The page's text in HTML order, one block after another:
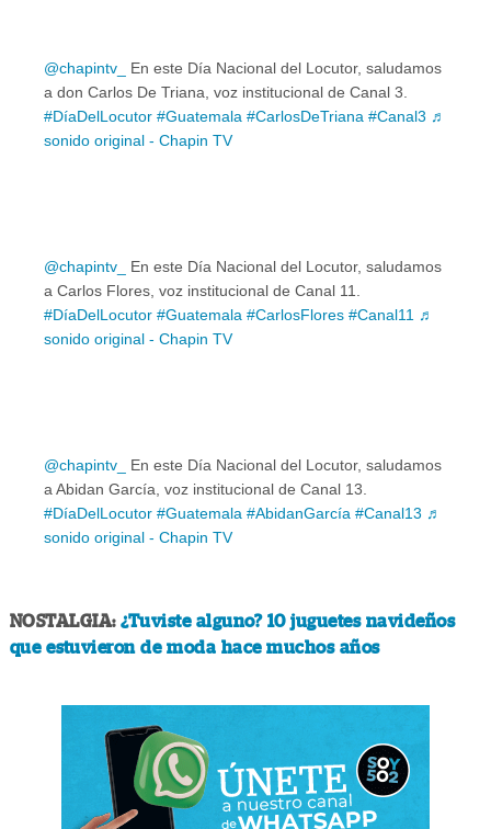
@chapintv_
En este Día Nacional del Locutor, saludamos
a don Carlos De Triana, voz institucional de Canal 3.
#DíaDelLocutor #Guatemala #CarlosDeTriana #Canal3 ♬
sonido original - Chapin TV
@chapintv_
En este Día Nacional del Locutor, saludamos
a Carlos Flores, voz institucional de Canal 11.
#DíaDelLocutor #Guatemala #CarlosFlores #Canal11 ♬
sonido original - Chapin TV
@chapintv_
En este Día Nacional del Locutor, saludamos
a Abidan García, voz institucional de Canal 13.
#DíaDelLocutor #Guatemala #AbidanGarcía #Canal13 ♬
sonido original - Chapin TV
NOSTALGIA:¿Tuviste alguno? 10 juguetes navideños
que estuvieron de moda hace muchos años